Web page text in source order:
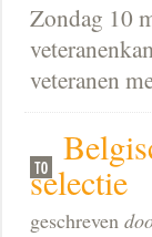
Zondag 10
veteranen
selectie
geschreven